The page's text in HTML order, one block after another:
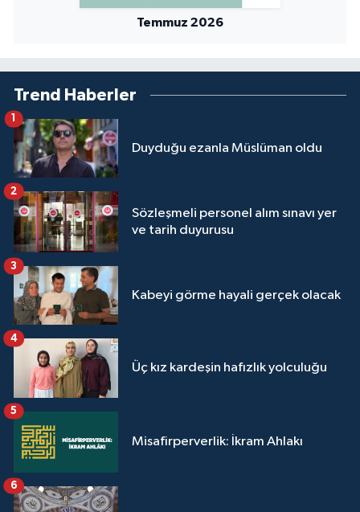
Temmuz 2026
Trend Haberler
Duyduğu ezanla Müslüman oldu
1
Sözleşmeli personel alım sınavı yer
ve tarih duyurusu
2
Kabeyi görme hayali gerçek olacak
3
Üç kız kardeşin hafızlık yolculuğu
4
Misafirperverlik: İkram Ahlakı
5
6
Van Müftülüğü
Yozgat Müftülüğü
Zonguldak Müftülüğü